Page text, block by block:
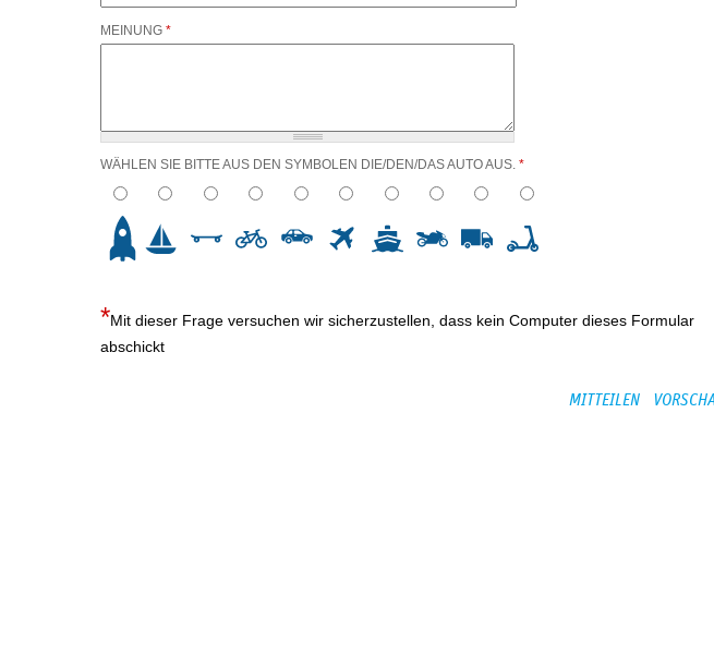
MEINUNG *
WÄHLEN SIE BITTE AUS DEN SYMBOLEN DIE/DEN/DAS AUTO AUS. *
4
Mit dieser Frage versuchen wir sicherzustellen, dass kein Computer dieses Formular
abschickt